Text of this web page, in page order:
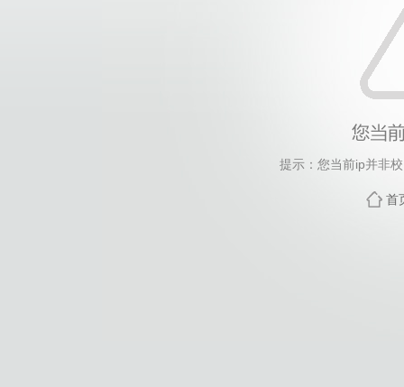
提示：您当前ip并非
首